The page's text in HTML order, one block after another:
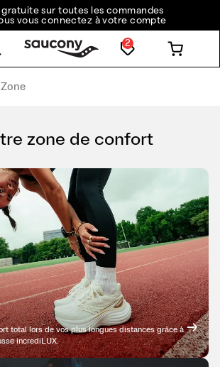
gratuite sur toutes les commandes
vous connectez à votre compte
2
zone de confort
total lors de vos plus longues distances grâce à
incrediLUX.